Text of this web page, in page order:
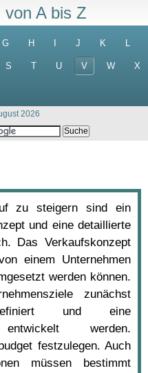
von A bis Z
G H J K L
S T U V W X
2026
zu steigern sind ein
und eine detaillierte
Das Verkaufskonzept
einem Unternehmen
werden können.
zunächst
und eine
entwickelt werden.
festzulegen. Auch
müssen bestimmt